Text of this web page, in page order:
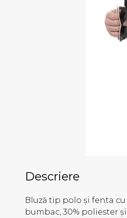
Descriere
Bluză tip polo și fenta
bumbac, 30% poliester și